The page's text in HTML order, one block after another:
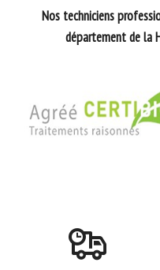
Nos techniciens
département de la